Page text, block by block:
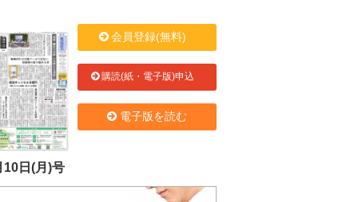
10日(月)号
会員登録(無料)
購読(紙・電子版)申込
電子版を読む